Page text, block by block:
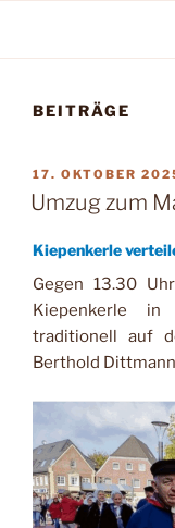
BEITRÄGE
VERÖFFENTLICHT
AM
17. OKTOBER
Umzug zum
Kiepenkerle
Gegen 13.30
Kiepenkerle
traditionell auf
Berthold